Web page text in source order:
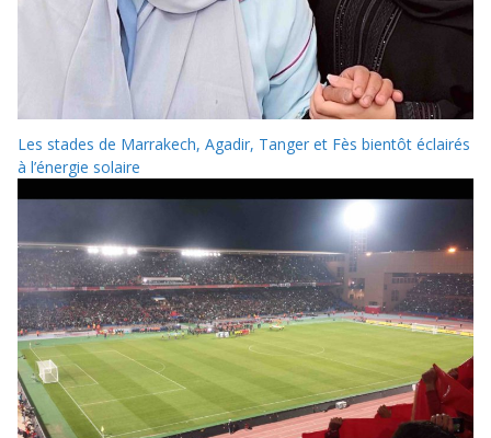
Les stades de Marrakech, Agadir, Tanger et Fès bientôt éclairés
à l’énergie solaire